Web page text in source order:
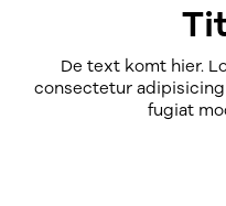
De text komt hier.
consectetur
fugiat